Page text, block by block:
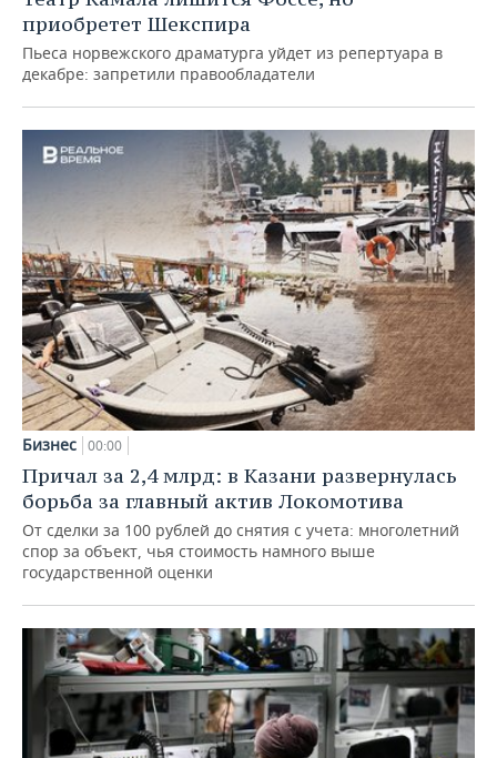
приобретет Шекспира
Пьеса норвежского драматурга уйдет из репертуара в
декабре: запретили правообладатели
Бизнес 00:00
Причал за 2,4 млрд: в Казани развернулась
борьба за главный актив Локомотива
От сделки за 100 рублей до снятия с учета: многолетний
спор за объект, чья стоимость намного выше
государственной оценки